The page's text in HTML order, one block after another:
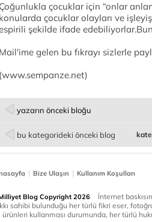
Çoğunlukla çocuklar için “onlar
konularda çocuklar olayları ve
şekilde ifade
Mail'ime gelen bu fıkrayı sizlerle
(www.sempanze.net)
yazarın önceki bloğu
bu kategorideki önceki blog
| Bize Ulaşın | Kullanım Koşulları
Blog Copyright 2026
İnternet
sahibi bulunduğu her türlü fikri eser,
ürünleri kullanması durumunda, her türlü